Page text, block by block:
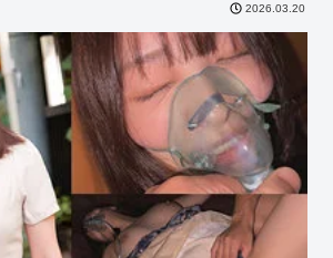
2026.03.20